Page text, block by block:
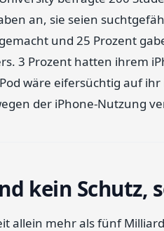
an, sie seien
und 25 Prozent
3 Prozent hatten ihrem
wäre eifersüchtig auf
der iPhone-Nutzung
kein Schutz,
allein mehr als fünf